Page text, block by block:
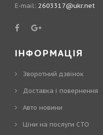
E-mail: 2603317@ukr.net
ІНФОРМАЦІЯ
Зворотний дзвінок
Доставка і повернення
Авто новини
Ціни на послуги СТО